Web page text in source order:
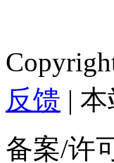
反馈 |
备案/许